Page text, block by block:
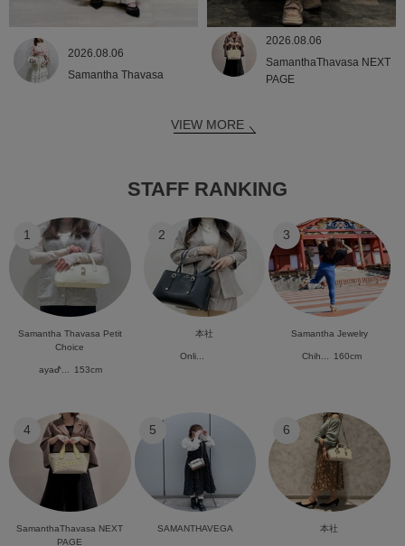
2026.08.06
Samantha Thavasa
2026.08.06
SamanthaThavasa NEXT
PAGE
VIEW MORE
STAFF RANKING
1
Samantha Thavasa Petit
Choice
ayaᕷ... 153cm
2
本社
Onli...
3
Samantha Jewelry
Chih... 160cm
4
SamanthaThavasa NEXT
PAGE
5
SAMANTHAVEGA
6
本社